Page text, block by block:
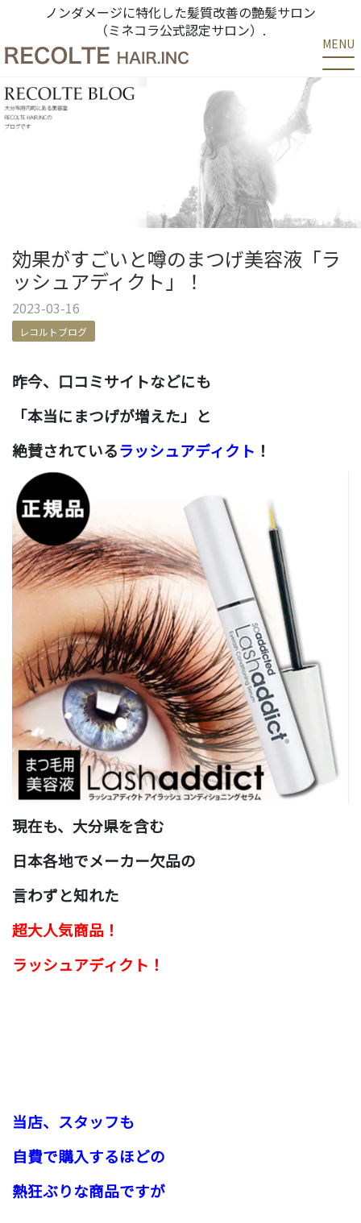
ノンダメージに特化した髪質改善の艶髪サロン
（ミネコラ公式認定サロン）.
MENU
効果がすごいと噂のまつげ美容液「ラ
ッシュアディクト」！
2023-03-16
レコルトブログ
昨今、口コミサイトなどにも
「本当にまつげが増えた」と
絶賛されているラッシュアディクト ！
現在も、大分県を含む
日本各地でメーカー欠品の
言わずと知れた
超大人気商品！
ラッシュアディクト！
当店、スタッフも
自費で購入するほどの
熱狂ぶりな商品ですが